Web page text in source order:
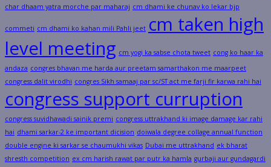
char dhaam yatra morche par maharaj cm dhami ke chunav ko lekar bjp
commeti cm dhami ko kahan mili Pahli jeet cm taken high
level meeting cm yogi ka sabse chota tweet cong ko haar ka
andaza congres bhavan me harda aur preetam samarthakon me maarpeet
congress dalit virodhi congres Sikh samaaj par sc/ST act me farji fir karwa rahi hai
congress support curruption
congress suvidhawadi sainik premi congress uttrakhand ki image damage kar rahi
hai dhami sarkar-2 ke important dicision doiwala degree collage annual function
double engine ki sarkar se chaumukhi vikas Dubai me uttrakhand ek bharat
shresth competition ex cm harish rawat par putr ka hamla gurbaji aur gundagardi